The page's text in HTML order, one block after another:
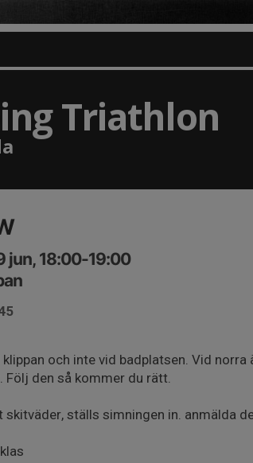
Triathlon
jun, 18:00-19:00
klippan och inte vid badplatsen. Vid
Följ den så kommer du rätt.
skitväder, ställs simningen in. anmälda